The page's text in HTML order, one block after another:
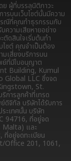
ย ผู้ที่บรรลุนิติภาวะ
ารบนเว็บไซต์นั้นมีความ
รณีที่คุณทำธุรกรรมกับ
ความเสียหายอย่าง
ดสินใจเริ่มต้นทำ
ไซต์ คุณจำเป็นต้อง
มเสี่ยงบริการบน
ย์ที่มีใบอนุญาต
Building, Kumul
Global LLC ซึ่งจด
St.
การลูกค้าที่เทรด
จิทัล บริษัทได้รับการ
ะเทศนั้น บริษัท
94716, ที่อยู่จด
Malta) และ
ที่อยู่จดทะเบียน
Office 201, 1061,